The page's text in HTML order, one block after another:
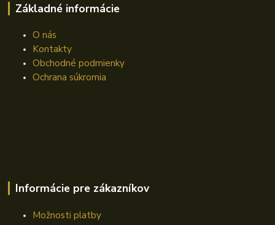
Základné informácie
O nás
Kontakty
Obchodné podmienky
Ochrana súkromia
Informácie pre zákazníkov
Možnosti platby